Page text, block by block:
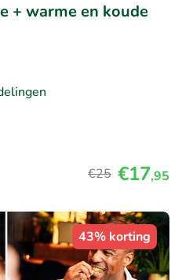
+ warme en koude
€25 €17,95
43% korting